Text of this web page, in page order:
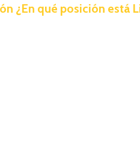
¿En qué posición está